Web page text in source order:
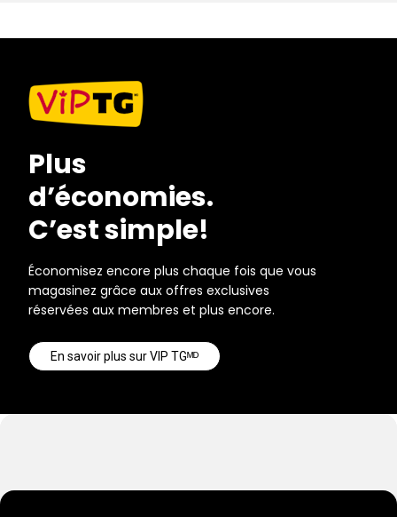
Plus
d’économies.
C’est simple!
Économisez encore plus chaque fois que vous
magasinez grâce aux offres exclusives
réservées aux membres et plus encore.
En savoir plus sur VIP TGᴹᴰ